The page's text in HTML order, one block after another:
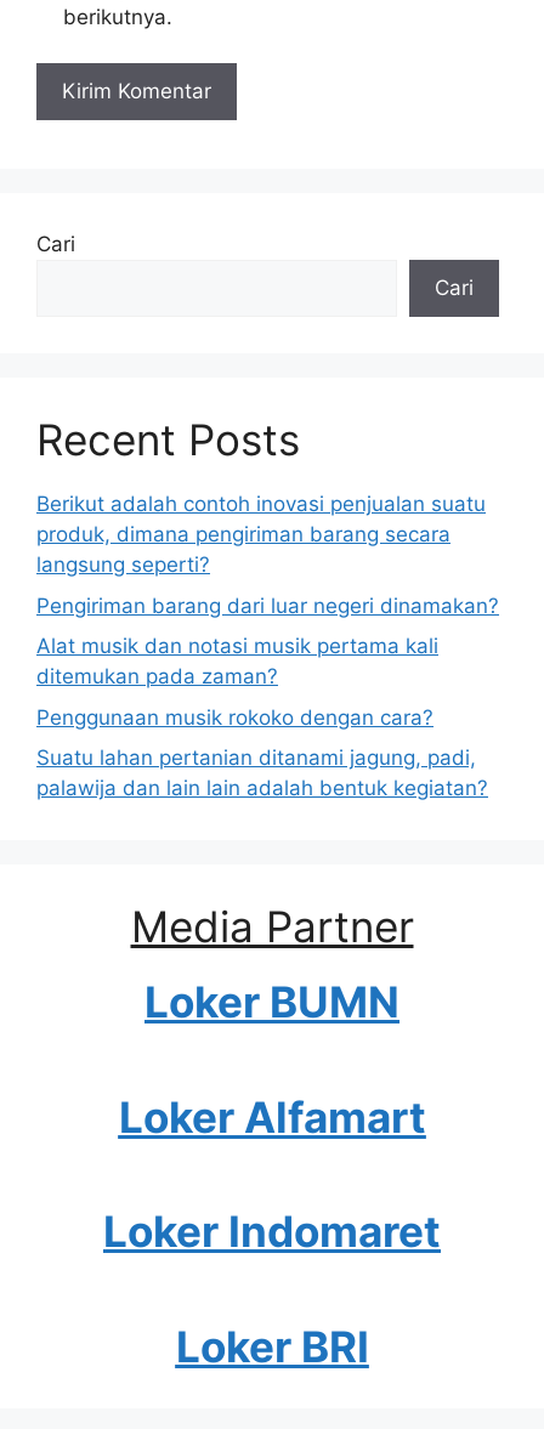
berikutnya.
Cari
Cari
Recent Posts
Berikut adalah contoh inovasi penjualan suatu
produk, dimana pengiriman barang secara
langsung seperti?
Pengiriman barang dari luar negeri dinamakan?
Alat musik dan notasi musik pertama kali
ditemukan pada zaman?
Penggunaan musik rokoko dengan cara?
Suatu lahan pertanian ditanami jagung, padi,
palawija dan lain lain adalah bentuk kegiatan?
Media Partner
Loker BUMN
Loker Alfamart
Loker Indomaret
Loker BRI